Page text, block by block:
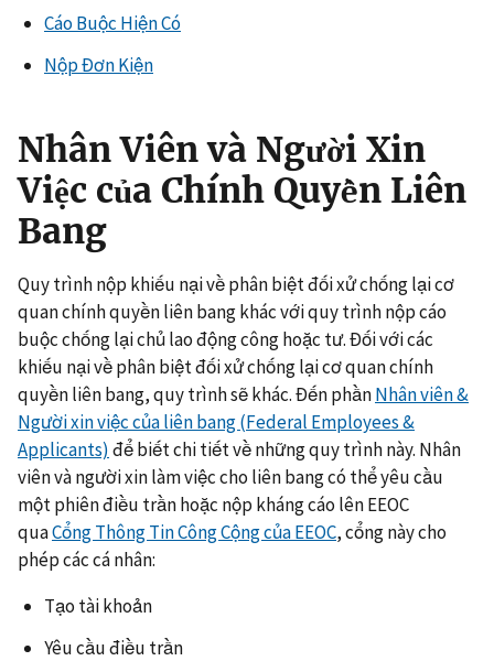
Cáo Buộc Hiện Có
Nộp Đơn Kiện
Nhân Viên và Người Xin
Việc của Chính Quyền Liên
Bang
Quy trình nộp khiếu nại về phân biệt đối xử chống lại cơ
quan chính quyền liên bang khác với quy trình nộp cáo
buộc chống lại chủ lao động công hoặc tư. Đối với các
khiếu nại về phân biệt đối xử chống lại cơ quan chính
quyền liên bang, quy trình sẽ khác. Đến phầnNhân viên &
Người xin việc của liên bang (Federal Employees &
Applicants) để biết chi tiết về những quy trình này. Nhân
viên và người xin làm việc cho liên bang có thể yêu cầu
một phiên điều trần hoặc nộp kháng cáo lên EEOC
quaCổng Thông Tin Công Cộng của EEOC, cổng này cho
phép các cá nhân:
Tạo tài khoản
Yêu cầu điều trần